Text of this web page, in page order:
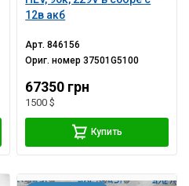
12в акб
Арт.846156
Ориг. номер37501G5100
67350 грн
1500 $
Купить